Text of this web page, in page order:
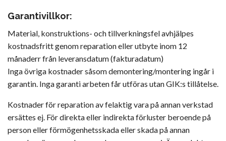
Garantivillkor:
Material, konstruktions- och tillverkningsfel avhjälpes
kostnadsfritt genom reparation eller utbyte inom 12
månaderr från leveransdatum (fakturadatum)
Inga övriga kostnader såsom demontering/montering ingår i
garantin. Inga garanti arbeten får utföras utan GIK:s tillåtelse.
Kostnader för reparation av felaktig vara på annan verkstad
ersättes ej. För direkta eller indirekta förluster beroende på
person eller förmögenhetsskada eller skada på annan